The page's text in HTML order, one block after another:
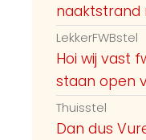
naaktstrand
LekkerFWBstel
Hoi wij vast
staan open
Thuisstel
Dan dus